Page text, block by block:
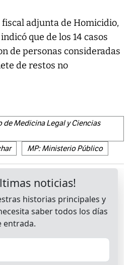
fiscal adjunta de Homicidio,
que de los 14 casos
de personas consideradas
de restos no
de Medicina Legal y Ciencias
MP: Ministerio Público